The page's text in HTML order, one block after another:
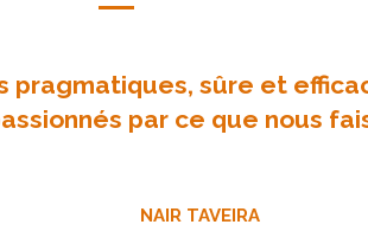
pragmatiques, sûre et
par ce que nous
NAIR TAVEIRA